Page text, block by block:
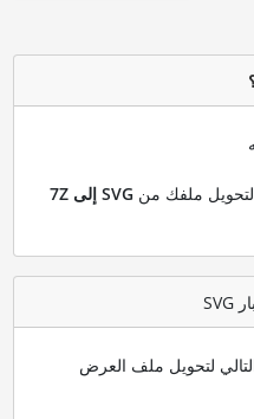
SVG إلى 7Z
لتحويل ملف العرض